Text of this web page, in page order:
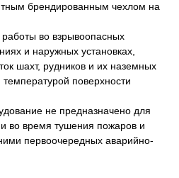
брендированным чехлом на
во взрывоопасных
и наружных установках,
шахт, рудников и их наземных
поверхности
не предназначено для
во время тушения пожаров и
первоочередных аварийно-